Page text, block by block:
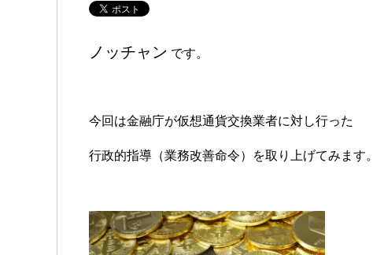
ノッチャン です。
今回は金融庁が仮想通貨交換業者に対し行った
行政的指導（業務改善命令）を取り上げてみます。